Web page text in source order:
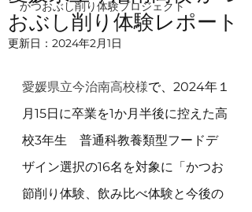
かつおぶし削り体験プロジェクト
おぶし削り体験レポート
更新日： 2024年2月1日
愛媛県立今治南高校様で、 2024年１
月15日に卒業を1か月半後に控えた高
校3年生　普通科教養類型フードデ
ザイン選択の16名を対象に「かつお
節削り体験、飲み比べ体験と今後の